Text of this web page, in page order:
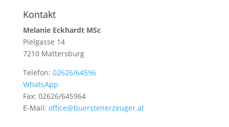
Kontakt
Melanie Eckhardt MSc
Pielgasse 14
7210 Mattersburg
Telefon: 02626/64596
WhatsApp
Fax: 02626/645964
E-Mail: office@buerstenerzeuger.at